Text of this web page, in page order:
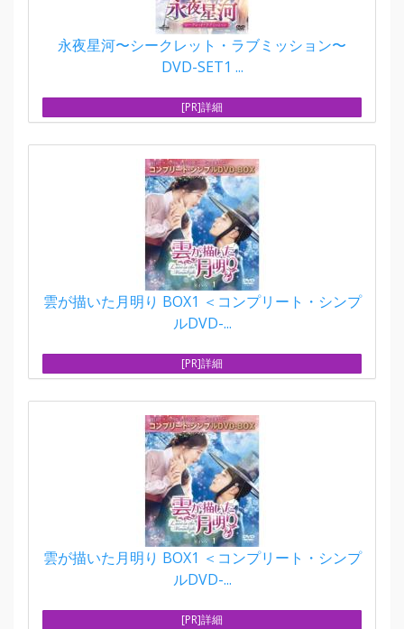
永夜星河〜シークレット・ラブミッション〜
DVD-SET1 ...
[PR]詳細
雲が描いた月明り BOX1 ＜コンプリート・シンプ
ルDVD-...
[PR]詳細
雲が描いた月明り BOX1 ＜コンプリート・シンプ
ルDVD-...
[PR]詳細